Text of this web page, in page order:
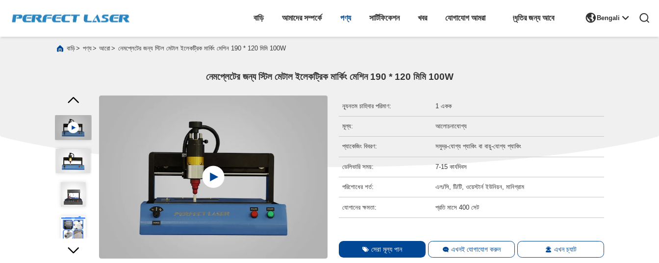
বাড়ি আমাদের সম্পর্কে পণ্য সার্টিফিকেশন খবর যোগাযোগ আমরা উদ্ধৃতির জন্য আবেদন Bengali 
বাড়ি> পণ্য> আরো> নেমপ্লেটের জন্য স্টিল মেটাল ইলেকট্রিক মার্কিং মেশিন 190 * 120 মিমি 100W
নেমপ্লেটের জন্য স্টিল মেটাল ইলেকট্রিক মার্কিং মেশিন 190 * 120 মিমি 100W
ন্যূনতম চাহিদার পরিমাণ: 1 একক
মূল্য: আলোচনাযোগ্য
প্যাকেজিং বিবরণ: সমুদ্র-যোগ্য প্যাকিং বা বায়ু-যোগ্য প্যাকিং
ডেলিভারি সময়: 7-15 কার্যদিবস
পরিশোধের শর্ত: এল/সি, টি/টি, ওয়েস্টার্ন ইউনিয়ন, মানিগ্রাম
যোগানের ক্ষমতা: প্রতি মাসে 400 সেট
সেরা মূল্য পান এখনই যোগাযোগ করুন এখন চ্যাট